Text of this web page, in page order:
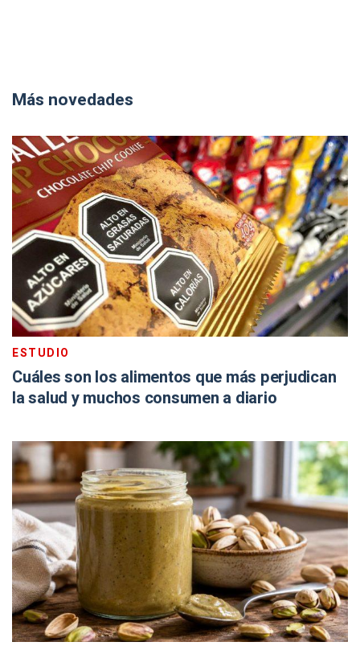
Más novedades
ESTUDIO
Cuáles son los alimentos que más perjudican
la salud y muchos consumen a diario